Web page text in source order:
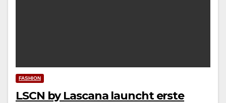
FASHION
LSCN by Lascana launcht erste